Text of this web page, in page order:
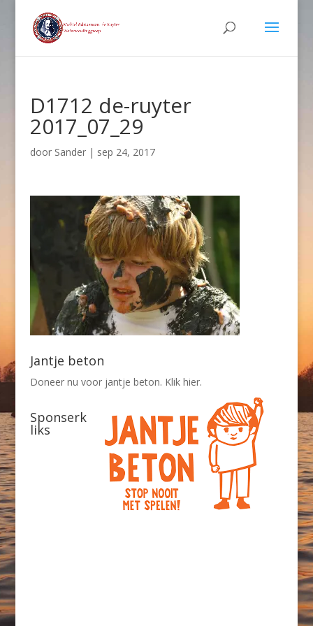
D1712 de-ruyter
2017_07_29
door Sander| sep 24, 2017
Jantje beton
Doneer nu voor jantje beton. Klik hier.
Sponserk
liks